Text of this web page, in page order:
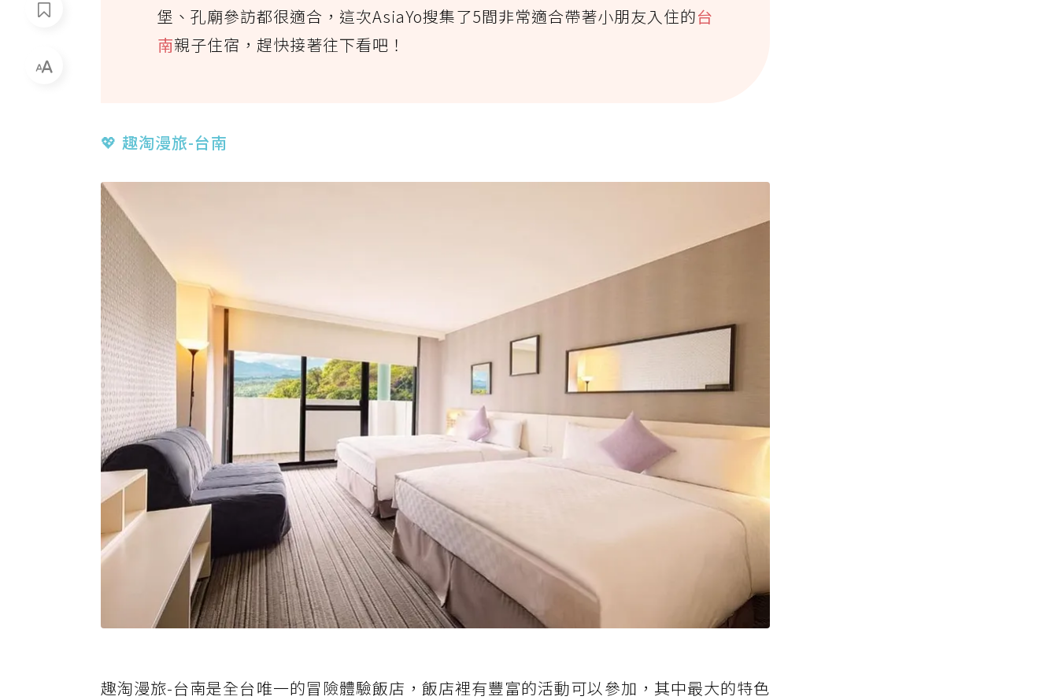
堡、孔廟參訪都很適合，這次AsiaYo搜集了5間非常適合帶著小朋友入住的台
南親子住宿，趕快接著往下看吧！
💖 趣淘漫旅-台南
趣淘漫旅-台南是全台唯一的冒險體驗飯店，飯店裡有豐富的活動可以參加，其中最大的特色